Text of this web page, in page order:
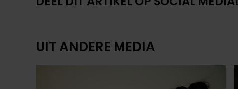
UIT ANDERE MEDIA